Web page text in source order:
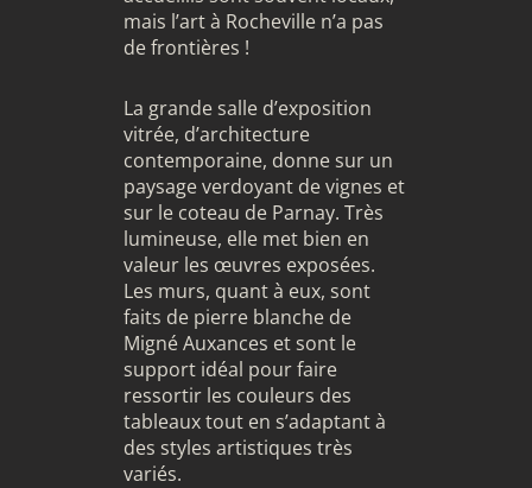
mais l’art à Rocheville n’a pas
de frontières !
La grande salle d’exposition
vitrée, d’architecture
contemporaine, donne sur un
paysage verdoyant de vignes et
sur le coteau de Parnay. Très
lumineuse, elle met bien en
valeur les œuvres exposées.
Les murs, quant à eux, sont
faits de pierre blanche de
Migné Auxances et sont le
support idéal pour faire
ressortir les couleurs des
tableaux tout en s’adaptant à
des styles artistiques très
variés.